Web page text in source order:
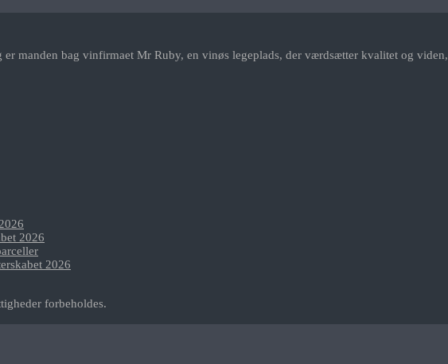
manden bag vinfirmaet Mr Ruby, en vinøs legeplads, der værdsætter kvalitet og
2026
2026
forbeholdes.